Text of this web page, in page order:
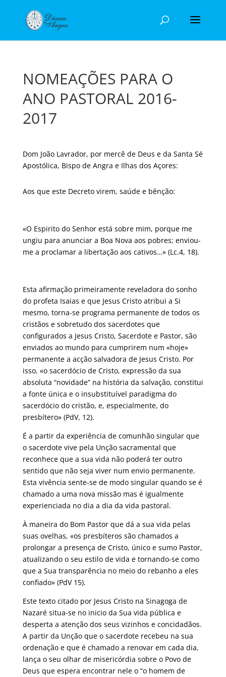
NOMEAÇÕES PARA O
ANO PASTORAL 2016-
2017
Dom João Lavrador, por mercê de Deus e da Santa Sé
Apostólica, Bispo de Angra e Ilhas dos Açores:
Aos que este Decreto virem, saúde e bênção:
«O Espirito do Senhor está sobre mim, porque me
ungiu para anunciar a Boa Nova aos pobres; enviou-
me a proclamar a libertação aos cativos…» (Lc.4, 18).
Esta afirmação primeiramente reveladora do sonho
do profeta Isaias e que Jesus Cristo atribui a Si
mesmo, torna-se programa permanente de todos os
cristãos e sobretudo dos sacerdotes que
configurados a Jesus Cristo, Sacerdote e Pastor, são
enviados ao mundo para cumprirem num «hoje»
permanente a acção salvadora de Jesus Cristo. Por
isso, «o sacerdócio de Cristo, expressão da sua
absoluta “novidade” na história da salvação, constitui
a fonte única e o insubstituível paradigma do
sacerdócio do cristão, e, especialmente, do
presbítero» (PdV, 12).
É a partir da experiência de comunhão singular que
o sacerdote vive pela Unção sacramental que
reconhece que a sua vida não poderá ter outro
sentido que não seja viver num envio permanente.
Esta vivência sente-se de modo singular quando se é
chamado a uma nova missão mas é igualmente
experienciada no dia a dia da vida pastoral.
À maneira do Bom Pastor que dá a sua vida pelas
suas ovelhas, «os presbíteros são chamados a
prolongar a presença de Cristo, único e sumo Pastor,
atualizando o seu estilo de vida e tornando-se como
que a Sua transparência no meio do rebanho a eles
confiado» (PdV 15).
Este texto citado por Jesus Cristo na Sinagoga de
Nazaré situa-se no inicio da Sua vida pública e
desperta a atenção dos seus vizinhos e concidadãos.
A partir da Unção que o sacerdote recebeu na sua
ordenação e que é chamado a renovar em cada dia,
lança o seu olhar de misericórdia sobre o Povo de
Deus que espera encontrar nele o “o homem de